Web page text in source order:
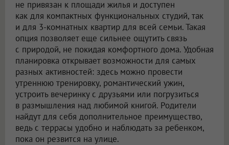
не привязан к площади жилья и доступен
как для компактных функциональных студий, так
и для 3-комнатных квартир для всей семьи. Такая
опция позволяет еще сильнее ощутить связь
с природой, не покидая комфортного дома. Удобная
планировка открывает возможности для самых
разных активностей: здесь можно провести
утреннюю тренировку, романтический ужин,
устроить вечеринку с друзьями или погрузиться
в размышления над любимой книгой. Родители
найдут для себя дополнительное преимущество,
ведь с террасы удобно и наблюдать за ребенком,
пока он резвится на улице.